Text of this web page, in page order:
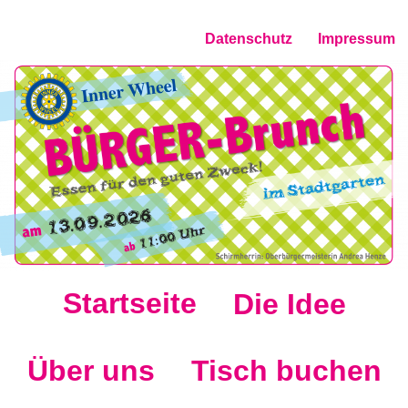
Datenschutz Impressum
Startseite Die Idee
Über uns Tisch buchen